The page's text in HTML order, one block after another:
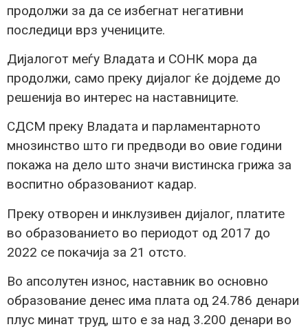
продолжи за да се избегнат негативни
последици врз учениците.
Дијалогот меѓу Владата и СОНК мора да
продолжи, само преку дијалог ќе дојдеме до
решенија во интерес на наставниците.
СДСМ преку Владата и парламентарното
мнозинство што ги предводи во овие години
покажа на дело што значи вистинска грижа за
воспитно образованиот кадар.
Преку отворен и инклузивен дијалог, платите
во образованието во периодот од 2017 до
2022 се покачија за 21 отсто.
Во апсолутен износ, наставник во основно
образование денес има плата од 24.786 денари
плус минат труд, што е за над 3.200 денари во